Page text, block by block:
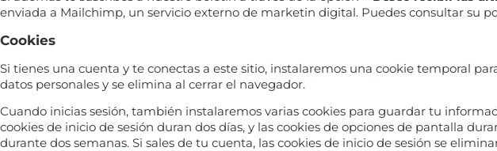
enviada a Mailchimp, un servicio externo de marketin digital. Puedes consultar su
Cookies
Si tienes una cuenta y te conectas a este sitio, instalaremos una cookie temporal
datos personales y se elimina al cerrar el navegador.
Cuando inicias sesión, también instalaremos varias cookies para guardar tu
cookies de inicio de sesión duran dos días, y las cookies de opciones de pantalla
durante dos semanas. Si sales de tu cuenta, las cookies de inicio de sesión se